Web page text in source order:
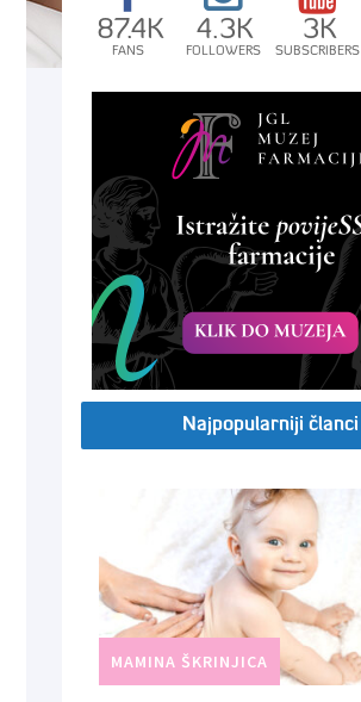
87.4K
FANS
4.3K
FOLLOWERS
3K
SUBSCRIBERS
Najpopularniji članci
MAMINA ŠKRINJICA